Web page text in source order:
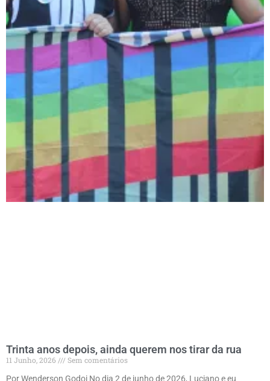
Trinta anos depois, ainda querem nos tirar da rua
11 Junho, 2026
Sem comentários
Por Wenderson Godoi No dia 2 de junho de 2026, Luciano e eu